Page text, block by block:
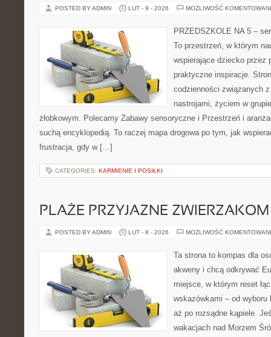
POSTED BY ADMIN LUT - 9 - 2026 MOŻLIWOŚĆ
PRZEDSZKOLE NA 5 –
To przestrzeń, w którym
wspierające dziecko przez
praktyczne inspiracje.
codzienności związanych
nastrojami, życiem w
żłobkowym. Polecamy Zabawy sensoryczne i Przestrzeń i
suchą encyklopedią. To raczej mapa drogowa po tym, jak
frustracja, gdy w […]
CATEGORIES: KARMIENIE I POSIŁKI
PLAŻE PRZYJAZNE ZWIERZAKOM
POSTED BY ADMIN LUT - 8 - 2026 MOŻLIWOŚĆ
Ta strona to kompas dla
akweny i chcą odkrywać
miejsce, w którym reset
wskazówkami – od wyboru
aż po rozsądne kąpiele.
wakacjach nad Morzem